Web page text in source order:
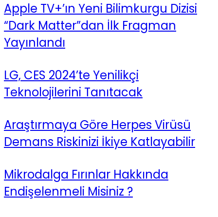
Apple TV+’ın Yeni Bilimkurgu Dizisi
“Dark Matter”dan İlk Fragman
Yayınlandı
LG, CES 2024’te Yenilikçi
Teknolojilerini Tanıtacak
Araştırmaya Göre Herpes Virüsü
Demans Riskinizi İkiye Katlayabilir
Mikrodalga Fırınlar Hakkında
Endişelenmeli Misiniz ?